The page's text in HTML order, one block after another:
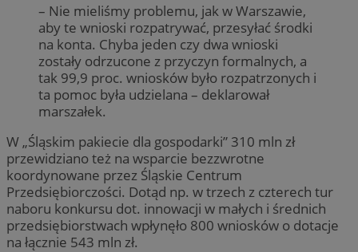
– Nie mieliśmy problemu, jak w Warszawie,
aby te wnioski rozpatrywać, przesyłać środki
na konta. Chyba jeden czy dwa wnioski
zostały odrzucone z przyczyn formalnych, a
tak 99,9 proc. wniosków było rozpatrzonych i
ta pomoc była udzielana – deklarował
marszałek.
W „Śląskim pakiecie dla gospodarki” 310 mln zł
przewidziano też na wsparcie bezzwrotne
koordynowane przez Śląskie Centrum
Przedsiębiorczości. Dotąd np. w trzech z czterech tur
naboru konkursu dot. innowacji w małych i średnich
przedsiębiorstwach wpłynęło 800 wniosków o dotacje
na łącznie 543 mln zł.